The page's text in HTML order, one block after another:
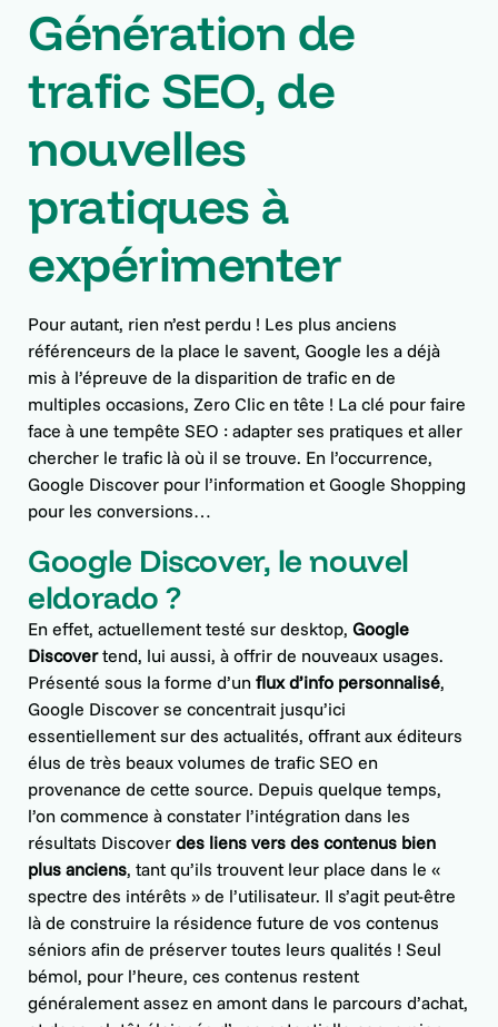
Génération de
trafic SEO, de
nouvelles
pratiques à
expérimenter
Pour autant, rien n’est perdu ! Les plus anciens
référenceurs de la place le savent, Google les a déjà
mis à l’épreuve de la disparition de trafic en de
multiples occasions, Zero Clic en tête ! La clé pour faire
face à une tempête SEO : adapter ses pratiques et aller
chercher le trafic là où il se trouve. En l’occurrence,
Google Discover pour l’information et Google Shopping
pour les conversions…
Google Discover, le nouvel
eldorado ?
En effet, actuellement testé sur desktop,Google
Discovertend, lui aussi, à offrir de nouveaux usages.
Présenté sous la forme d’unflux d’info personnalisé,
Google Discover se concentrait jusqu’ici
essentiellement sur des actualités, offrant aux éditeurs
élus de très beaux volumes de trafic SEO en
provenance de cette source. Depuis quelque temps,
l’on commence à constater l’intégration dans les
résultats Discoverdes liens vers des contenus bien
plus anciens, tant qu’ils trouvent leur place dans le «
spectre des intérêts » de l’utilisateur. Il s’agit peut-être
là de construire la résidence future de vos contenus
séniors afin de préserver toutes leurs qualités ! Seul
bémol, pour l’heure, ces contenus restent
généralement assez en amont dans le parcours d’achat,